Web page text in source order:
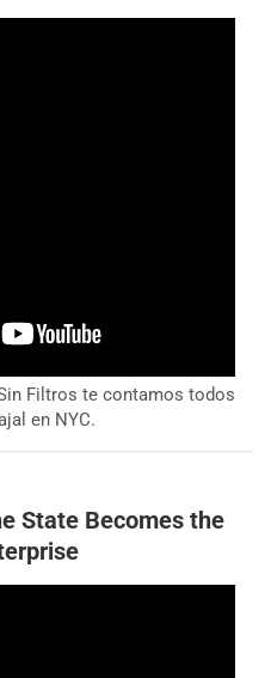
Filtros te contamos todos
en NYC.
State Becomes the